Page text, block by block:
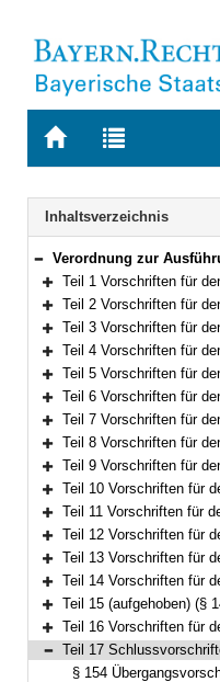
Zur
BAYERN.RECHT
Zur
letzten
Suche
Navigation
Inhaltsverzeichnis
Bereich reduzieren
Verordnung zur Ausführung der Sozialgesetze
Bereich erweitern
Teil 1 Vorschriften für den
Bereich erweitern
Teil 2 Vorschriften für den Bereich des Vierten Buches
Bereich erweitern
Teil 3 Vorschriften für den Bereich des Fünften
Bereich erweitern
Teil 4 Vorschriften für den Bereich des Sechsten Buches Sozialgesetzbuch – Gesetzliche Rentenversicherung –
Bereich erweitern
Teil 5 Vorschriften für den Bereich des Siebten
Bereich erweitern
Teil 6 Vorschriften für den Bereich des Achten Buches
Bereich erweitern
Teil 7 Vorschriften für den Bereich des Neunten Buches
Bereich erweitern
Teil 8 Vorschriften für den Bereich des Elften
Bereich erweitern
Teil 9 Vorschriften für den Bereich des
Bereich erweitern
Teil 10 Vorschriften für den
Bereich erweitern
Teil 11 Vorschriften für den
Bereich erweitern
Teil 12 Vorschriften für den Bereich des
Bereich erweitern
Teil 13 Vorschriften für den
Bereich erweitern
Teil 14 Vorschriften für den
Bereich erweitern
Teil 15 (aufgehoben) (§
Bereich erweitern
Teil 16 Vorschriften für den Bereich der finanziellen
Bereich reduzieren
Teil 17
§ 154